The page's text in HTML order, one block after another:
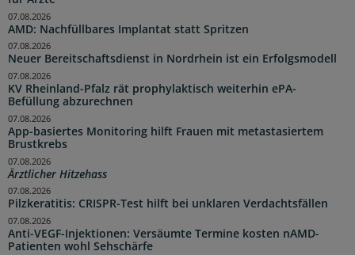
AMD: Nachfüllbares Implantat statt Spritzen
07.08.2026
Neuer Bereitschaftsdienst in Nordrhein ist ein Erfolgsmodell
07.08.2026
KV Rheinland-Pfalz rät prophylaktisch weiterhin ePA-
Befüllung abzurechnen
07.08.2026
App-basiertes Monitoring hilft Frauen mit metastasiertem
Brustkrebs
07.08.2026
Ärztlicher Hitzehass
07.08.2026
Pilzkeratitis: CRISPR-Test hilft bei unklaren Verdachtsfällen
07.08.2026
Anti-VEGF-Injektionen: Versäumte Termine kosten nAMD-
Patienten wohl Sehschärfe
07.08.2026